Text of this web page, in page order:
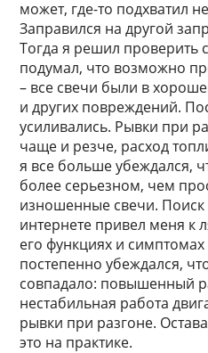
может, где-то подхватил
Заправился на другой
Тогда я решил проверить
подумал, что возможно
– все свечи были в
и других повреждений.
усиливались. Рывки при
чаще и резче, расход
я все больше убеждался,
более серьезном, чем
изношенные свечи.
интернете привел меня к
его функциях и
постепенно убеждался,
совпадало: повышенный
нестабильная работа
рывки при разгоне.
это на практике.